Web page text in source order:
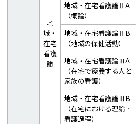
地
域・
在宅
看護
論
地域・在宅看護論ⅡA
（概論）
地域・在宅看護論ⅡB
（地域の保健活動）
地域・在宅看護論ⅢA
（在宅で療養する人と
家族の看護）
地域・在宅看護論ⅢB
（在宅における理論・
看護過程）